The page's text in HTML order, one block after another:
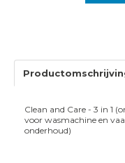
Clean and Care - 3 in 1
voor wasmachine en
onderhoud)